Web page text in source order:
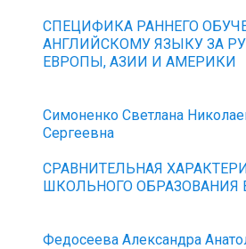
СПЕЦИФИКА РАННЕГО
АНГЛИЙСКОМУ ЯЗЫКУ ЗА
ЕВРОПЫ, АЗИИ И АМЕРИКИ
Симоненко Светлана
Сергеевна
СРАВНИТЕЛЬНАЯ
ШКОЛЬНОГО ОБРАЗОВАНИЯ
Федосеева Александра